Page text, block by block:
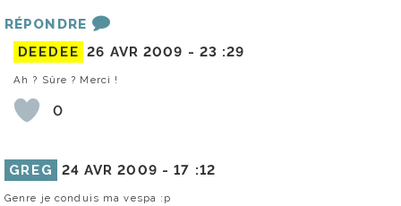
RÉPONDRE
DEEDEE 26 AVR 2009 - 23 :29
Ah ? Sûre ? Merci !
0
GREG 24 AVR 2009 -17 :12
Genre je conduis ma vespa :p